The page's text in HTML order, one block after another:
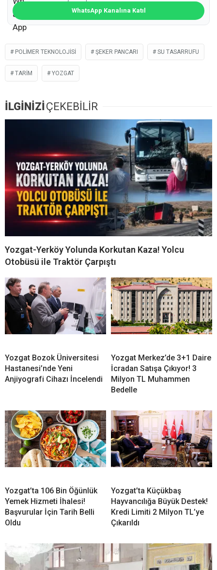
WhatsApp Kanalına Katıl
POLIMER TEKNOLOJISI ŞEKER PANCARI SU TASARRUFU
TARIM YOZGAT
İLGİNİZİÇEKEBİLİR
Yozgat-Yerköy Yolunda Korkutan Kaza! Yolcu
Otobüsü ile Traktör Çarpıştı
Yozgat Bozok Üniversitesi
Hastanesi’nde Yeni
Anjiyografi Cihazı İncelendi
Yozgat Merkez’de 3+1 Daire
İcradan Satışa Çıkıyor! 3
Milyon TL Muhammen
Bedelle
Yozgat’ta 106 Bin Öğünlük
Yemek Hizmeti İhalesi!
Başvurular İçin Tarih Belli
Oldu
Yozgat’ta Küçükbaş
Hayvancılığa Büyük Destek!
Kredi Limiti 2 Milyon TL’ye
Çıkarıldı